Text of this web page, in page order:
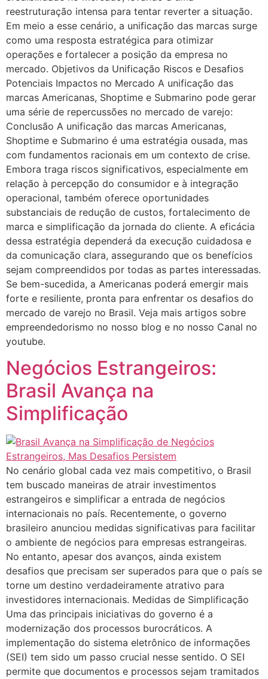
reestruturação intensa para tentar reverter a situação.
Em meio a esse cenário, a unificação das marcas surge
como uma resposta estratégica para otimizar
operações e fortalecer a posição da empresa no
mercado. Objetivos da Unificação Riscos e Desafios
Potenciais Impactos no Mercado A unificação das
marcas Americanas, Shoptime e Submarino pode gerar
uma série de repercussões no mercado de varejo:
Conclusão A unificação das marcas Americanas,
Shoptime e Submarino é uma estratégia ousada, mas
com fundamentos racionais em um contexto de crise.
Embora traga riscos significativos, especialmente em
relação à percepção do consumidor e à integração
operacional, também oferece oportunidades
substanciais de redução de custos, fortalecimento de
marca e simplificação da jornada do cliente. A eficácia
dessa estratégia dependerá da execução cuidadosa e
da comunicação clara, assegurando que os benefícios
sejam compreendidos por todas as partes interessadas.
Se bem-sucedida, a Americanas poderá emergir mais
forte e resiliente, pronta para enfrentar os desafios do
mercado de varejo no Brasil. Veja mais artigos sobre
empreendedorismo no nosso blog e no nosso Canal no
youtube.
Negócios Estrangeiros:
Brasil Avança na
Simplificação
No cenário global cada vez mais competitivo, o Brasil
tem buscado maneiras de atrair investimentos
estrangeiros e simplificar a entrada de negócios
internacionais no país. Recentemente, o governo
brasileiro anunciou medidas significativas para facilitar
o ambiente de negócios para empresas estrangeiras.
No entanto, apesar dos avanços, ainda existem
desafios que precisam ser superados para que o país se
torne um destino verdadeiramente atrativo para
investidores internacionais. Medidas de Simplificação
Uma das principais iniciativas do governo é a
modernização dos processos burocráticos. A
implementação do sistema eletrônico de informações
(SEI) tem sido um passo crucial nesse sentido. O SEI
permite que documentos e processos sejam tramitados